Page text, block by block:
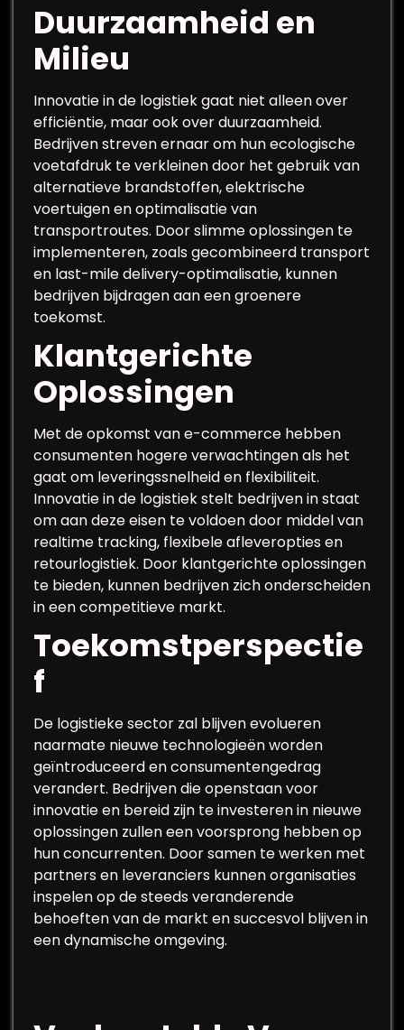
Duurzaamheid en
Milieu
Innovatie in de logistiek gaat niet alleen over
efficiëntie, maar ook over duurzaamheid.
Bedrijven streven ernaar om hun ecologische
voetafdruk te verkleinen door het gebruik van
alternatieve brandstoffen, elektrische
voertuigen en optimalisatie van
transportroutes. Door slimme oplossingen te
implementeren, zoals gecombineerd transport
en last-mile delivery-optimalisatie, kunnen
bedrijven bijdragen aan een groenere
toekomst.
Klantgerichte
Oplossingen
Met de opkomst van e-commerce hebben
consumenten hogere verwachtingen als het
gaat om leveringssnelheid en flexibiliteit.
Innovatie in de logistiek stelt bedrijven in staat
om aan deze eisen te voldoen door middel van
realtime tracking, flexibele afleveropties en
retourlogistiek. Door klantgerichte oplossingen
te bieden, kunnen bedrijven zich onderscheiden
in een competitieve markt.
Toekomstperspectie
f
De logistieke sector zal blijven evolueren
naarmate nieuwe technologieën worden
geïntroduceerd en consumentengedrag
verandert. Bedrijven die openstaan voor
innovatie en bereid zijn te investeren in nieuwe
oplossingen zullen een voorsprong hebben op
hun concurrenten. Door samen te werken met
partners en leveranciers kunnen organisaties
inspelen op de steeds veranderende
behoeften van de markt en succesvol blijven in
een dynamische omgeving.